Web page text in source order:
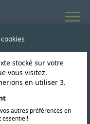
stocké sur votre
vous visitez.
en utiliser 3.
autres préférences en
essentiel!